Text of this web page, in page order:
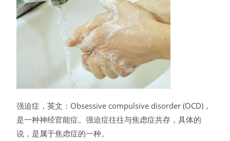
强迫症，英文：Obsessive compulsive disorder (OCD)，
是一种神经官能症。强迫症往往与焦虑症共存，具体的
说，是属于焦虑症的一种。